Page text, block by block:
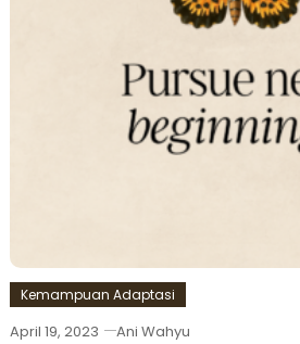
Kemampuan Adaptasi
April 19, 2023 Ani Wahyu